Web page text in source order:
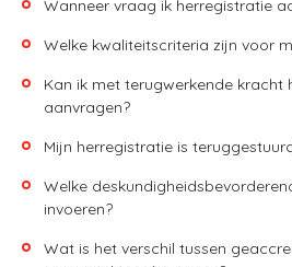
Wanneer vraag ik herregistratie
Welke kwaliteitscriteria zijn voor
Kan ik met terugwerkende kracht
aanvragen?
Mijn herregistratie is
Welke
invoeren?
Wat is het verschil tussen